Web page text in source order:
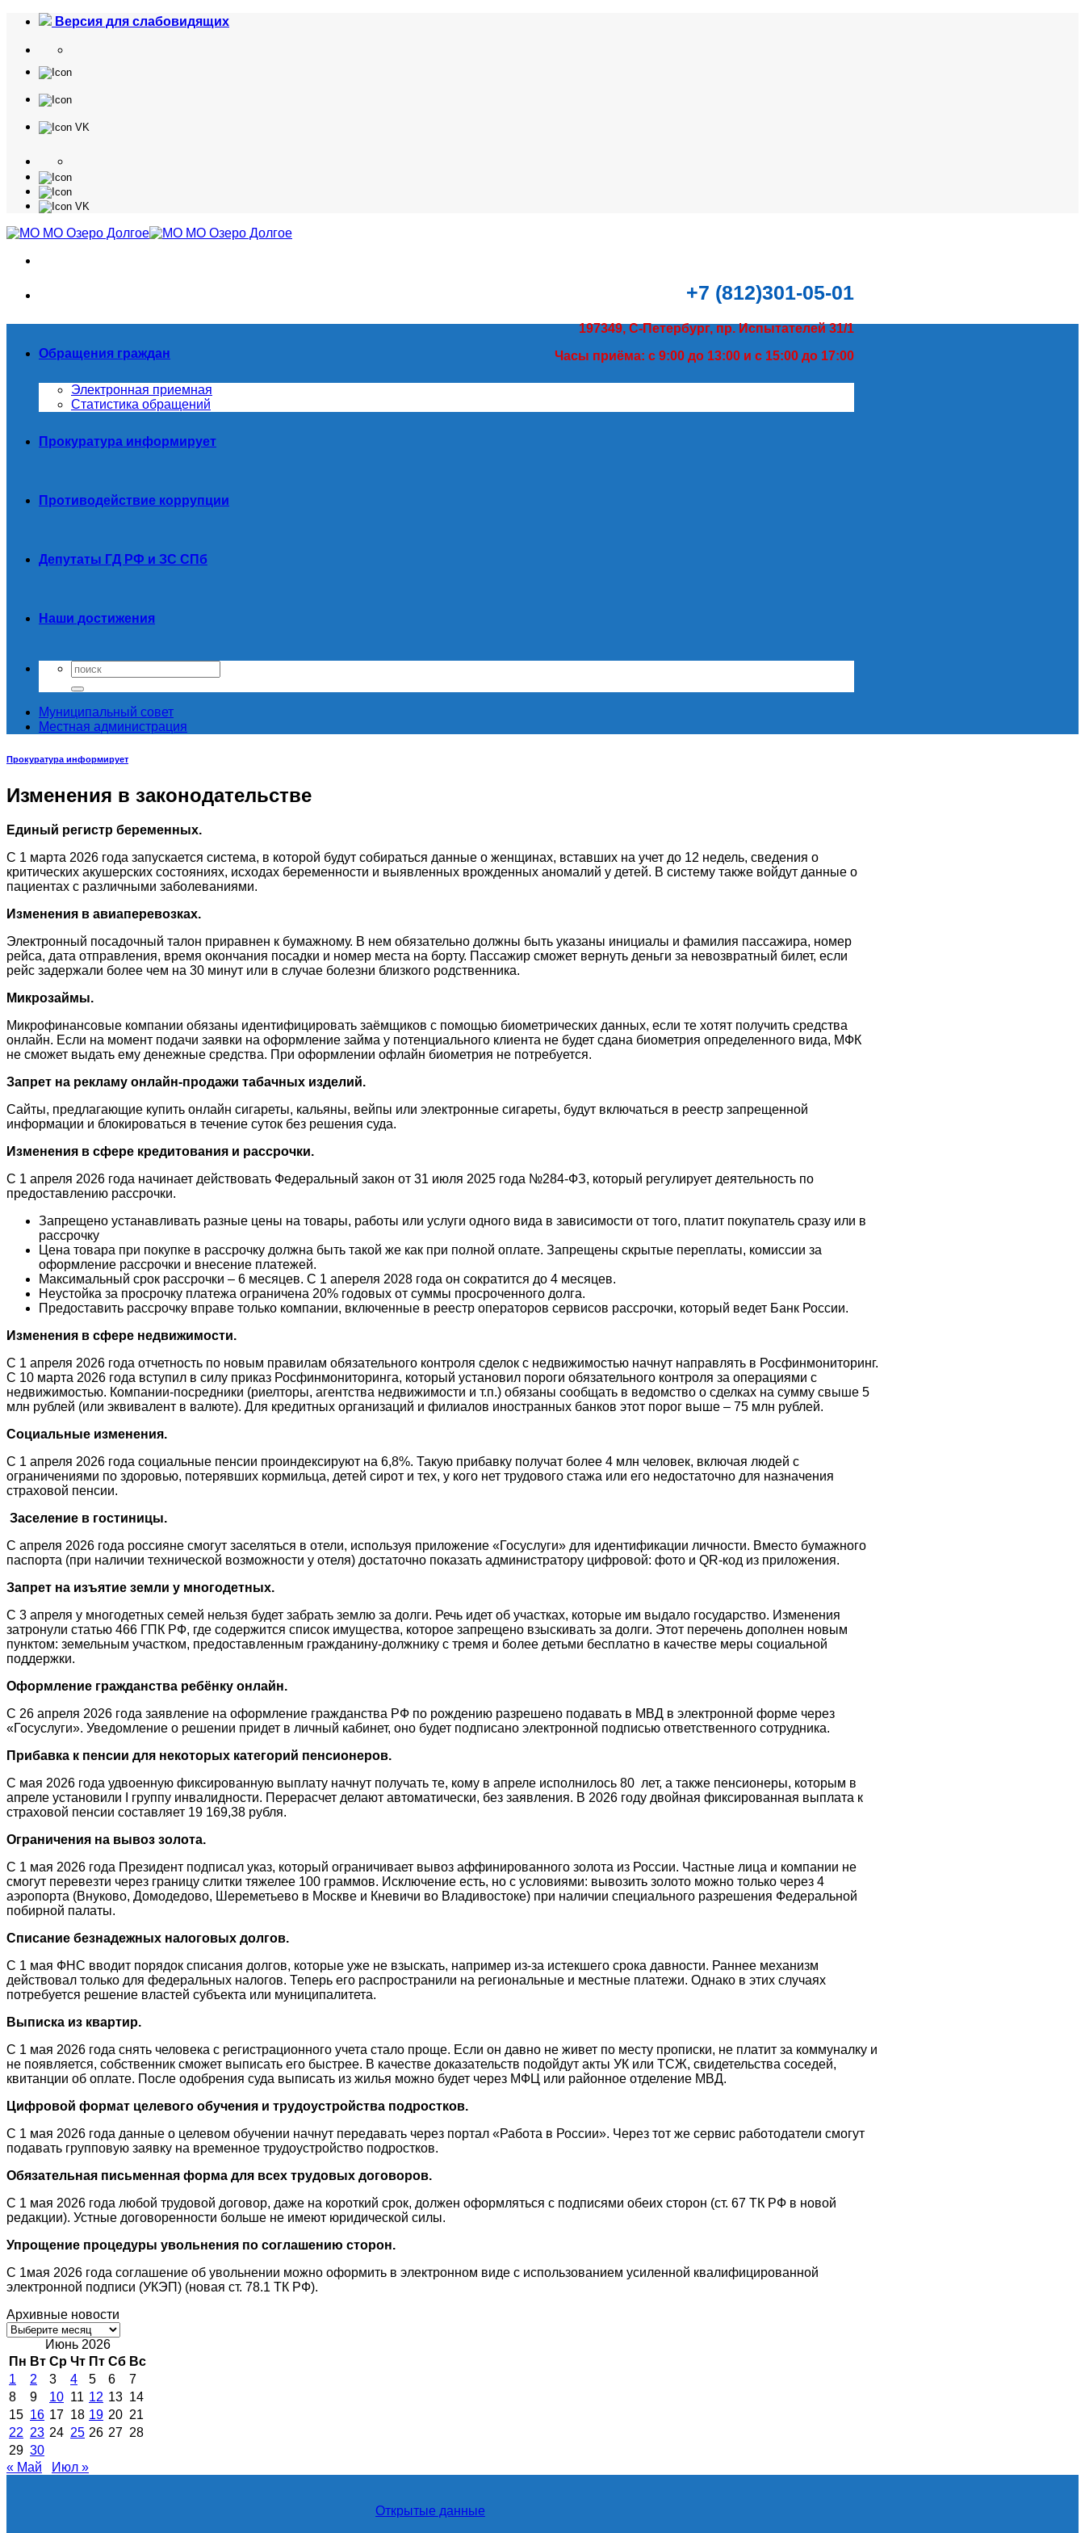
Skip
content
Версия для слабовидящих
+7 (812)301-05-01
197349, С-Петербург, пр. Испытателей 31/1
Часы приёма: с 9:00 до 13:00 и с 15:00 до 17:00
Обращения граждан
Электронная приемная
Статистика обращений
Прокуратура информирует
Противодействие коррупции
Депутаты ГД РФ и ЗС СПб
Наши достижения
Муниципальный совет
Местная администрация
Прокуратура информирует
Изменения в законодательстве
Единый регистр беременных.
С 1 марта 2026 года запускается система, в которой будут собираться данные о женщинах, вставших на учет до 12 недель, сведения о
критических акушерских состояниях, исходах беременности и выявленных врожденных аномалий у детей. В систему также войдут данные о
пациентах с различными заболеваниями.
Изменения в авиаперевозках.
Электронный посадочный талон приравнен к бумажному. В нем обязательно должны быть указаны инициалы и фамилия пассажира, номер
рейса, дата отправления, время окончания посадки и номер места на борту. Пассажир сможет вернуть деньги за невозвратный билет, если
рейс задержали более чем на 30 минут или в случае болезни близкого родственника.
Микрозаймы.
Микрофинансовые компании обязаны идентифицировать заёмщиков с помощью биометрических данных, если те хотят получить средства
онлайн. Если на момент подачи заявки на оформление займа у потенциального клиента не будет сдана биометрия определенного вида, МФК
не сможет выдать ему денежные средства. При оформлении офлайн биометрия не потребуется.
Запрет на рекламу онлайн-продажи табачных изделий.
Сайты, предлагающие купить онлайн сигареты, кальяны, вейпы или электронные сигареты, будут включаться в реестр запрещенной
информации и блокироваться в течение суток без решения суда.
Изменения в сфере кредитования и рассрочки.
С 1 апреля 2026 года начинает действовать Федеральный закон от 31 июля 2025 года №284-ФЗ, который регулирует деятельность по
предоставлению рассрочки.
Запрещено устанавливать разные цены на товары, работы или услуги одного вида в зависимости от того, платит покупатель сразу или в
рассрочку
Цена товара при покупке в рассрочку должна быть такой же как при полной оплате. Запрещены скрытые переплаты, комиссии за
оформление рассрочки и внесение платежей.
Максимальный срок рассрочки – 6 месяцев. С 1 апереля 2028 года он сократится до 4 месяцев.
Неустойка за просрочку платежа ограничена 20% годовых от суммы просроченного долга.
Предоставить рассрочку вправе только компании, включенные в реестр операторов сервисов рассрочки, который ведет Банк России.
Изменения в сфере недвижимости.
С 1 апреля 2026 года отчетность по новым правилам обязательного контроля сделок с недвижимостью начнут направлять в Росфинмониторинг.
С 10 марта 2026 года вступил в силу приказ Росфинмониторинга, который установил пороги обязательного контроля за операциями с
недвижимостью. Компании-посредники (риелторы, агентства недвижимости и т.п.) обязаны сообщать в ведомство о сделках на сумму свыше 5
млн рублей (или эквивалент в валюте). Для кредитных организаций и филиалов иностранных банков этот порог выше – 75 млн рублей.
Социальные изменения.
С 1 апреля 2026 года социальные пенсии проиндексируют на 6,8%. Такую прибавку получат более 4 млн человек, включая людей с
ограничениями по здоровью, потерявших кормильца, детей сирот и тех, у кого нет трудового стажа или его недостаточно для назначения
страховой пенсии.
Заселение в гостиницы.
С апреля 2026 года россияне смогут заселяться в отели, используя приложение «Госуслуги» для идентификации личности. Вместо бумажного
паспорта (при наличии технической возможности у отеля) достаточно показать администратору цифровой: фото и QR-код из приложения.
Запрет на изъятие земли у многодетных.
С 3 апреля у многодетных семей нельзя будет забрать землю за долги. Речь идет об участках, которые им выдало государство. Изменения
затронули статью 466 ГПК РФ, где содержится список имущества, которое запрещено взыскивать за долги. Этот перечень дополнен новым
пунктом: земельным участком, предоставленным гражданину-должнику с тремя и более детьми бесплатно в качестве меры социальной
поддержки.
Оформление гражданства ребёнку онлайн.
С 26 апреля 2026 года заявление на оформление гражданства РФ по рождению разрешено подавать в МВД в электронной форме через
«Госуслуги». Уведомление о решении придет в личный кабинет, оно будет подписано электронной подписью ответственного сотрудника.
Прибавка к пенсии для некоторых категорий пенсионеров.
С мая 2026 года удвоенную фиксированную выплату начнут получать те, кому в апреле исполнилось 80 лет, а также пенсионеры, которым в
апреле установили I группу инвалидности. Перерасчет делают автоматически, без заявления. В 2026 году двойная фиксированная выплата к
страховой пенсии составляет 19 169,38 рубля.
Ограничения на вывоз золота.
С 1 мая 2026 года Президент подписал указ, который ограничивает вывоз аффинированного золота из России. Частные лица и компании не
смогут перевезти через границу слитки тяжелее 100 граммов. Исключение есть, но с условиями: вывозить золото можно только через 4
аэропорта (Внуково, Домодедово, Шереметьево в Москве и Кневичи во Владивостоке) при наличии специального разрешения Федеральной
побирной палаты.
Списание безнадежных налоговых долгов.
С 1 мая ФНС вводит порядок списания долгов, которые уже не взыскать, например из-за истекшего срока давности. Раннее механизм
действовал только для федеральных налогов. Теперь его распространили на региональные и местные платежи. Однако в этих случаях
потребуется решение властей субъекта или муниципалитета.
Выписка из квартир.
С 1 мая 2026 года снять человека с регистрационного учета стало проще. Если он давно не живет по месту прописки, не платит за коммуналку и
не появляется, собственник сможет выписать его быстрее. В качестве доказательств подойдут акты УК или ТСЖ, свидетельства соседей,
квитанции об оплате. После одобрения суда выписать из жилья можно будет через МФЦ или районное отделение МВД.
Цифровой формат целевого обучения и трудоустройства подростков.
С 1 мая 2026 года данные о целевом обучении начнут передавать через портал «Работа в России». Через тот же сервис работодатели смогут
подавать групповую заявку на временное трудоустройство подростков.
Обязательная письменная форма для всех трудовых договоров.
С 1 мая 2026 года любой трудовой договор, даже на короткий срок, должен оформляться с подписями обеих сторон (ст. 67 ТК РФ в новой
редакции). Устные договоренности больше не имеют юридической силы.
Упрощение процедуры увольнения по соглашению сторон.
С 1мая 2026 года соглашение об увольнении можно оформить в электронном виде с использованием усиленной квалифицированной
электронной подписи (УКЭП) (новая ст. 78.1 ТК РФ).
Архивные новости
Архивные
новостиИюнь 2026
Пн Вт Ср Чт Пт Сб Вс
1
2 3 4 5 6
7
8
9 10 11 12 13 14
15 16 17 18 19 20 21
22 23 24 25 26 27 28
29 30
« Май
Июл »
Открытые данные